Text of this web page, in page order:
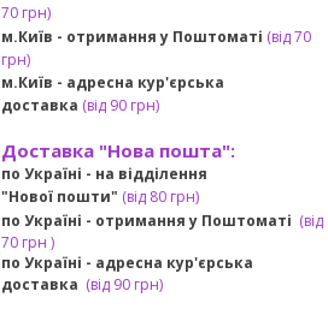
70 грн)
м.Київ - отримання у Поштоматі (від 70
грн)
м.Київ - адресна кур'єрська
доставка (від90 грн)
Доставка "Нова пошта":
по Україні - на відділення
"Нової пошти" (від 80 грн)
по Україні - отримання у Поштоматі (від
70 грн )
по Україні - адресна кур'єрська
доставка (від90 грн)